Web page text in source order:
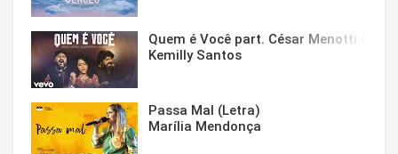
Quem é Você part. César Menotti &
Kemilly Santos
Passa Mal (Letra)
Marília Mendonça